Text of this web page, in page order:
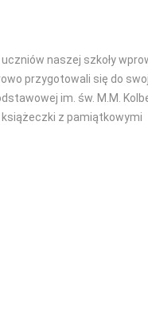
naszej szkoły
przygotowali się do
im. św. M.M.
z pamiątkowymi